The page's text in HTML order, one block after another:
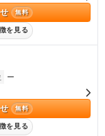
無料
を見る
ー
無料
を見る